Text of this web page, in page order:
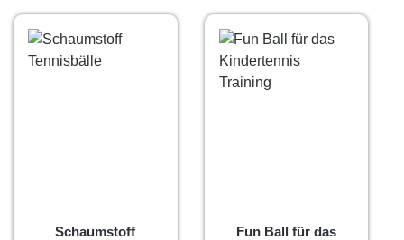
Schaumstoff
Fun Ball für das